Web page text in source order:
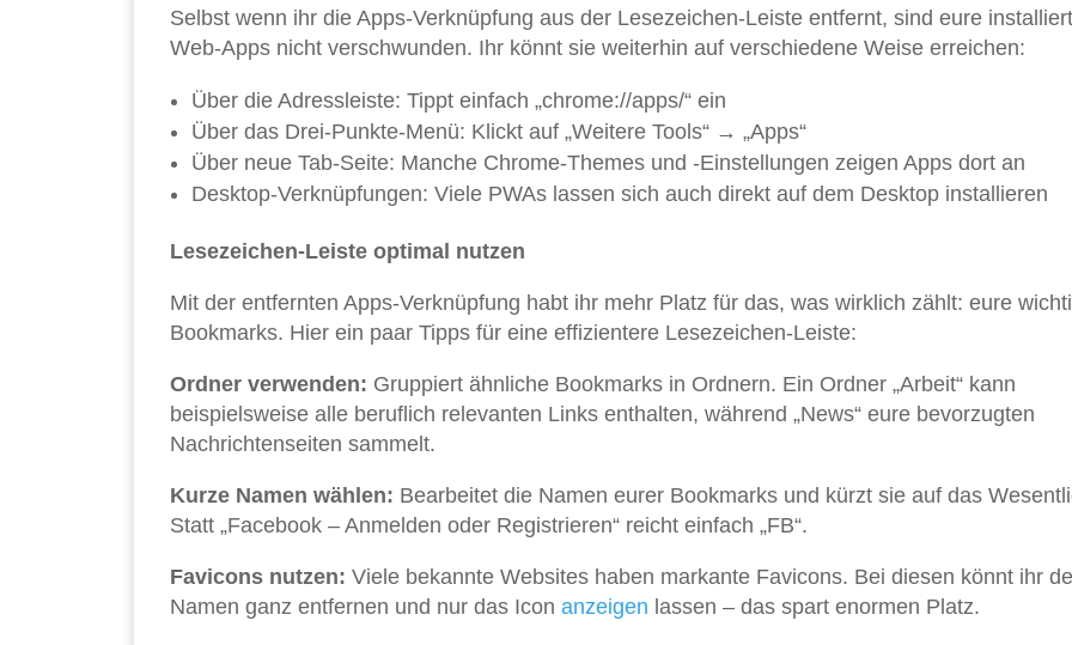
Selbst wenn ihr die Apps-Verknüpfung aus der Lesezeichen-Leiste entfernt, sind eure
Web-Apps nicht verschwunden. Ihr könnt sie weiterhin auf verschiedene Weise erreichen:
Über die Adressleiste: Tippt einfach „chrome://apps/“ ein
Über das Drei-Punkte-Menü: Klickt auf „Weitere Tools“ → „Apps“
Über neue Tab-Seite: Manche Chrome-Themes und -Einstellungen zeigen Apps dort an
Desktop-Verknüpfungen: Viele PWAs lassen sich auch direkt auf dem Desktop installieren
Lesezeichen-Leiste optimal nutzen
Mit der entfernten Apps-Verknüpfung habt ihr mehr Platz für das, was wirklich zählt: eure
Bookmarks. Hier ein paar Tipps für eine effizientere Lesezeichen-Leiste:
Ordner verwenden: Gruppiert ähnliche Bookmarks in Ordnern. Ein Ordner „Arbeit“ kann
beispielsweise alle beruflich relevanten Links enthalten, während „News“ eure bevorzugten
Nachrichtenseiten sammelt.
Kurze Namen wählen: Bearbeitet die Namen eurer Bookmarks und kürzt sie auf das
Statt „Facebook – Anmelden oder Registrieren“ reicht einfach „FB“.
Favicons nutzen: Viele bekannte Websites haben markante Favicons. Bei diesen könnt ihr
Namen ganz entfernen und nur das Icon anzeigen lassen – das spart enormen Platz.